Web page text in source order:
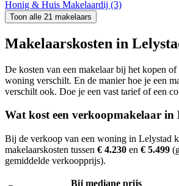
Honig & Huis Makelaardij (3)
Toon alle 21 makelaars
Makelaarskosten in
De kosten van een makelaar bij het kopen
woning verschilt. En de manier hoe je een
verschilt ook. Doe je een vast tarief of een
Wat kost een verkoopmakelaar in
Bij de verkoop van een woning in Lelystad
makelaarskosten tussen € 4.230 en € 5.499
gemiddelde verkoopprijs).
Bij mediane prijs